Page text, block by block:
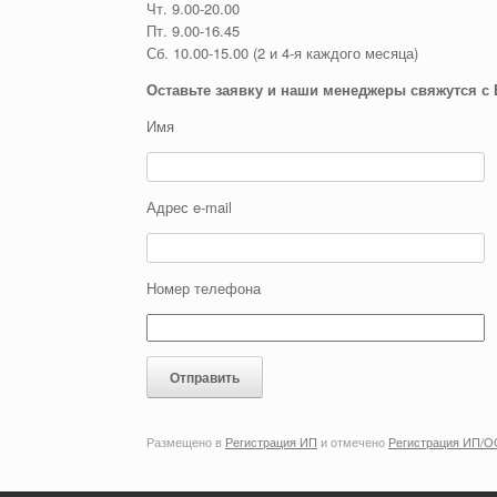
Чт. 9.00-20.00
Пт. 9.00-16.45
Сб. 10.00-15.00 (2 и 4-я каждого месяца)
Оставьте заявку и наши менеджеры свяжутся с
Имя
Адрес e-mail
Номер телефона
Размещено в Регистрация ИП и отмечено Регистрация ИП/